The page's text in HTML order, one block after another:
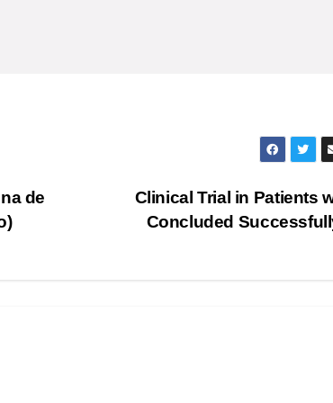
Clinical Trial in Patients
Concluded
de